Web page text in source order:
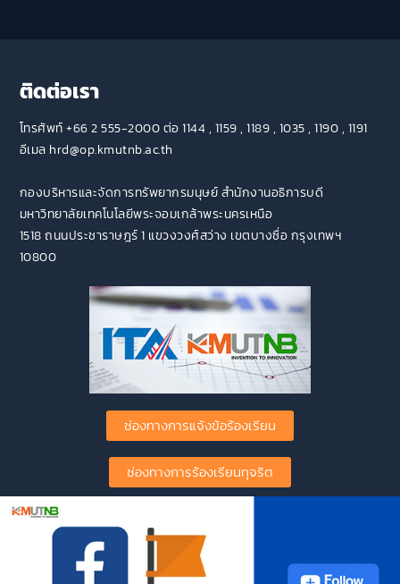
ติดต่อเรา
โทรศัพท์ +66 2 555-2000 ต่อ 1144 , 1159 , 1189 , 1035 , 1190 , 1191
อีเมล hrd@op.kmutnb.ac.th
กองบริหารและจัดการทรัพยากรมนุษย์ สำนักงานอธิการบดี
มหาวิทยาลัยเทคโนโลยีพระจอมเกล้าพระนครเหนือ
1518 ถนนประชาราษฎร์ 1 แขวงวงศ์สว่าง เขตบางซื่อ กรุงเทพฯ
10800
ช่องทางการแจ้งข้อร้องเรียน
ช่องทางการร้องเรียนทุจริต